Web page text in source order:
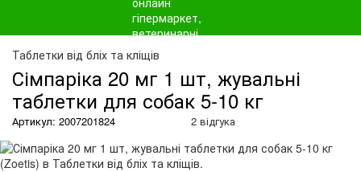
Таблетки від бліх та кліщів
Сімпаріка 20 мг 1 шт, жувальні
таблетки для собак 5-10 кг
Артикул: 2007201824 2 відгука